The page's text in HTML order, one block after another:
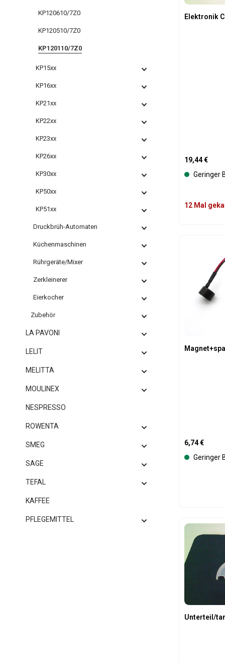
KP120610/7Z0
KP120510/7Z0
KP120110/7Z0
KP15xx
KP16xx
KP21xx
KP22xx
KP23xx
KP26xx
KP30xx
KP50xx
KP51xx
Druckbrüh-Automaten
Küchenmaschinen
Rührgeräte/Mixer
Zerkleinerer
Eierkocher
Zubehör
LA PAVONI
LELIT
MELITTA
MOULINEX
NESPRESSO
ROWENTA
SMEG
SAGE
TEFAL
KAFFEE
PFLEGEMITTEL
Elektronik
Regulärer
19,44 €
Geringer
12 Mal
Regulärer
6,74 €
Geringer
Unterteil/